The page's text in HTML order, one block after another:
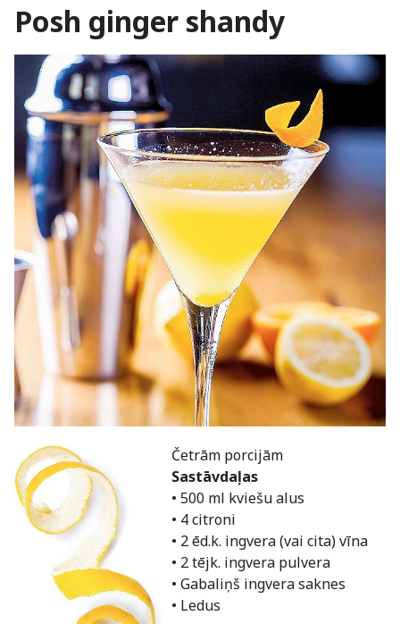
Posh ginger shandy
Četrām porcijām
Sastāvdaļas
• 500 ml kviešu alus
• 4 citroni
• 2 ēd.k. ingvera (vai cita) vīna
• 2 tējk. ingvera pulvera
• Gabaliņš ingvera saknes
• Ledus